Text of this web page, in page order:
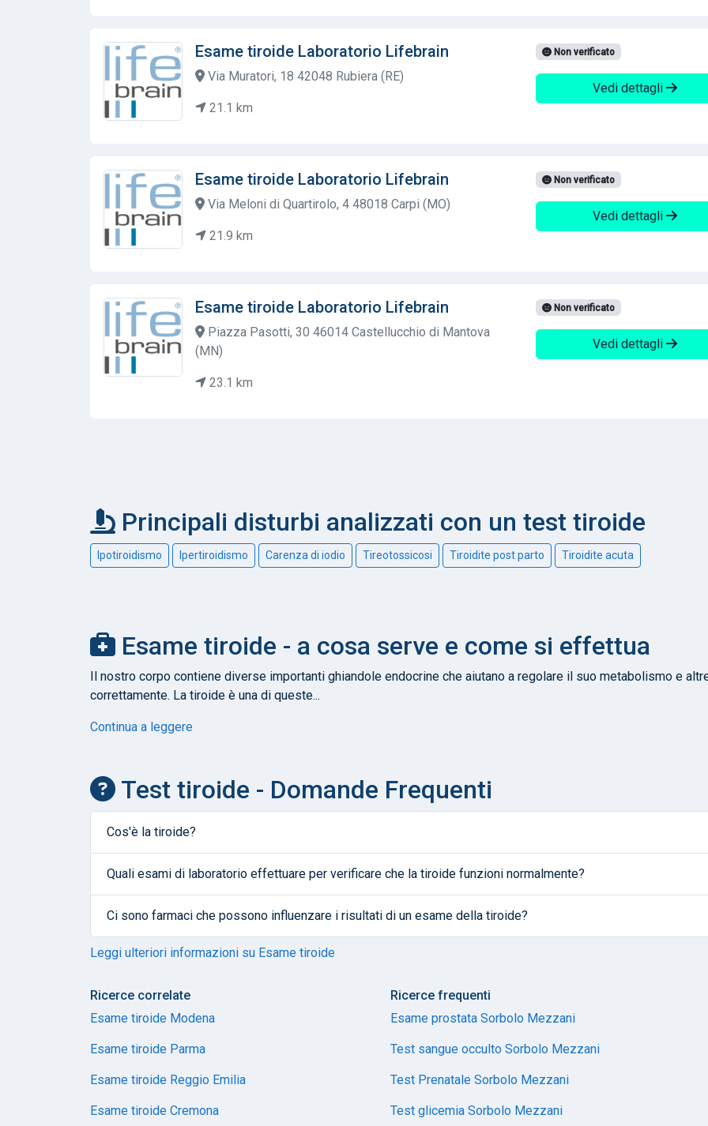
Esame tiroide Laboratorio Lifebrain
Via Muratori, 18 42048 Rubiera (RE)
21.1 km
Non verificato
Vedi dettagli
Esame tiroide Laboratorio Lifebrain
Via Meloni di Quartirolo, 4 48018 Carpi (MO)
21.9 km
Non verificato
Vedi dettagli
Esame tiroide Laboratorio Lifebrain
Piazza Pasotti, 30 46014 Castellucchio di Mantova
(MN)
23.1 km
Non verificato
Vedi dettagli
Principali disturbi analizzati con un test tiroide
Ipotiroidismo Ipertiroidismo Carenza di iodio Tireotossicosi Tiroidite post parto Tiroidite acuta
Esame tiroide - a cosa serve e come si effettua
Il nostro corpo contiene diverse importanti ghiandole endocrine che aiutano a regolare il suo metabolismo e
correttamente. La tiroide è una di queste...
Continua a leggere
Test tiroide - Domande Frequenti
Cos'è la tiroide?
Quali esami di laboratorio effettuare per verificare che la tiroide funzioni normalmente?
Ci sono farmaci che possono influenzare i risultati di un esame della tiroide?
Leggi ulteriori informazioni su Esame tiroide
Ricerce correlate
Esame tiroide Modena
Esame tiroide Parma
Esame tiroide Reggio Emilia
Esame tiroide Cremona
Ricerce frequenti
Esame prostata Sorbolo Mezzani
Test sangue occulto Sorbolo Mezzani
Test Prenatale Sorbolo Mezzani
Test glicemia Sorbolo Mezzani